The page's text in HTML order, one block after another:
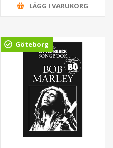
LÄGG I VARUKORG
Göteborg